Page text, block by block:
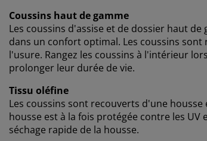
Coussins haut de gamme
Les coussins d'assise et de dossier haut
dans un confort optimal. Les coussins
l'usure. Rangez les coussins à l'intérieur
prolonger leur durée de vie.
Tissu oléfine
Les coussins sont recouverts d'une
housse est à la fois protégée contre les
séchage rapide de la housse.